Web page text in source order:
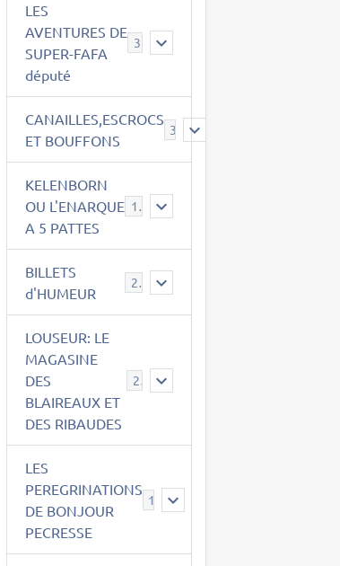
LES
AVENTURES DE
SUPER-FAFA
député
CANAILLES,ESCROCS
ET BOUFFONS
385
KELENBORN
OU L'ENARQUE
A 5 PATTES
14
BILLETS
d'HUMEUR
2
LOUSEUR: LE
MAGASINE
DES
BLAIREAUX ET
DES RIBAUDES
21
LES
PEREGRINATIONS
DE BONJOUR
PECRESSE
14